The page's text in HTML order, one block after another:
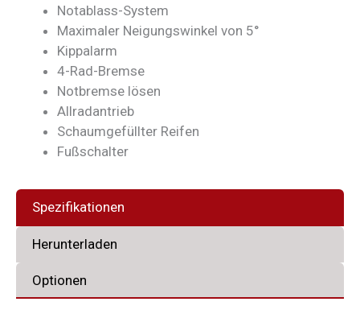
Notablass-System
Maximaler Neigungswinkel von 5°
Kippalarm
4-Rad-Bremse
Notbremse lösen
Allradantrieb
Schaumgefüllter Reifen
Fußschalter
Spezifikationen
Herunterladen
Optionen